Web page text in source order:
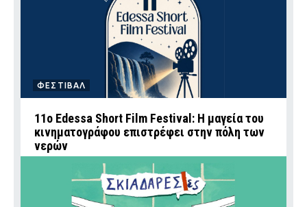
ΦΕΣΤΙΒΑΛ
11ο Edessa Short Film Festival: Η μαγεία του
κινηματογράφου επιστρέφει στην πόλη των
νερών